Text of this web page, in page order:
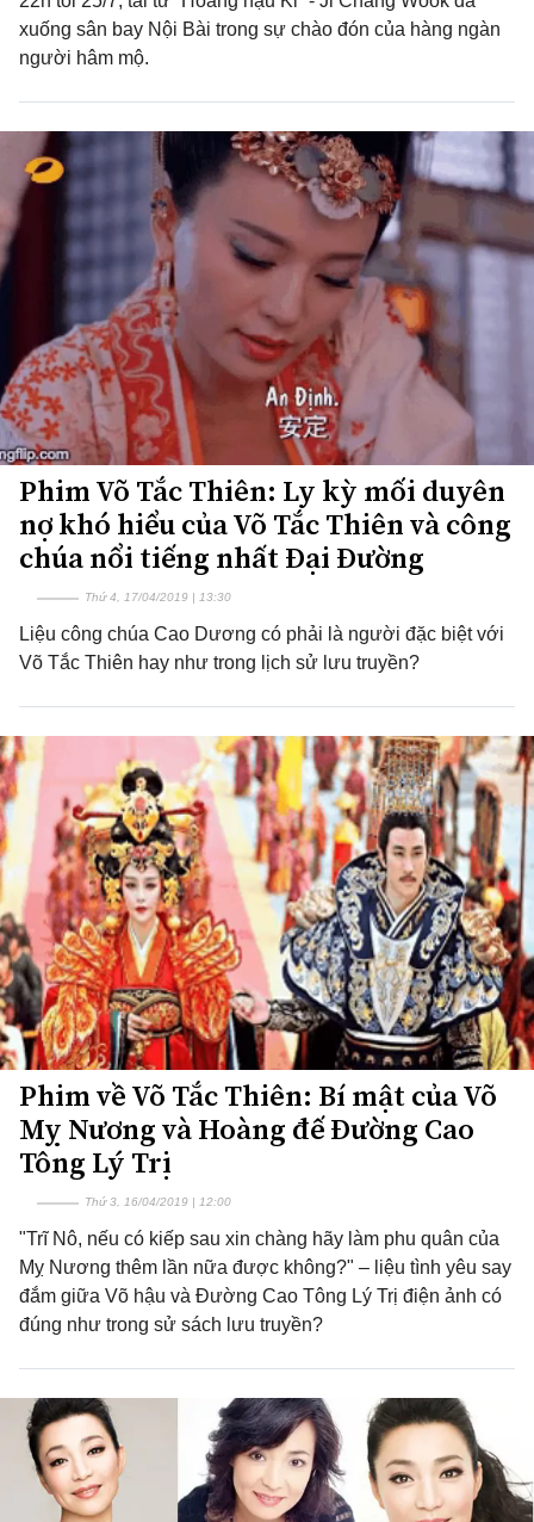
xuống sân bay Nội Bài trong sự chào đón của hàng ngàn
người hâm mộ.
Phim Võ Tắc Thiên: Ly kỳ mối duyên
nợ khó hiểu của Võ Tắc Thiên và công
chúa nổi tiếng nhất Đại Đường
Thứ 4, 17/04/2019 | 13:30
Liệu công chúa Cao Dương có phải là người đặc biệt với
Võ Tắc Thiên hay như trong lịch sử lưu truyền?
Phim về Võ Tắc Thiên: Bí mật của Võ
Mỵ Nương và Hoàng đế Đường Cao
Tông Lý Trị
Thứ 3, 16/04/2019 | 12:00
"Trĩ Nô, nếu có kiếp sau xin chàng hãy làm phu quân của
Mỵ Nương thêm lần nữa được không?" – liệu tình yêu say
đắm giữa Võ hậu và Đường Cao Tông Lý Trị điện ảnh có
đúng như trong sử sách lưu truyền?